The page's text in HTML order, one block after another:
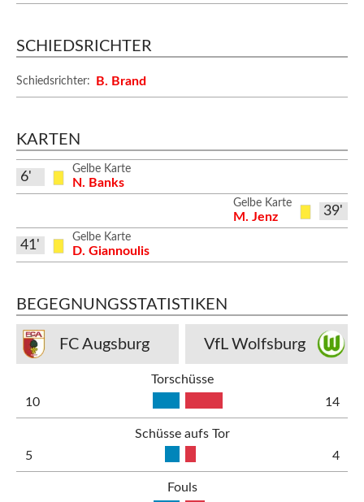
SCHIEDSRICHTER
Schiedsrichter: B. Brand
KARTEN
Gelbe Karte
N. Banks
6'
39'
Gelbe Karte
M. Jenz
Gelbe Karte
D. Giannoulis
41'
BEGEGNUNGSSTATISTIKEN
FC Augsburg VfL Wolfsburg
Torschüsse
10
14
Schüsse aufs Tor
5
4
Fouls